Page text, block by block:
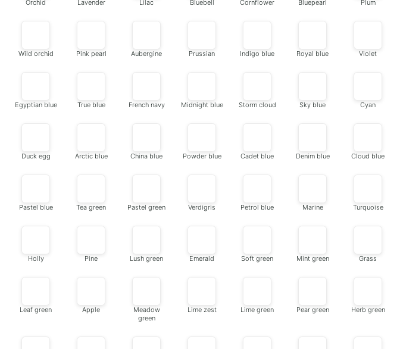
Orchid Lavender Lilac Bluebell Cornflower Bluepearl Plum
Wild orchid Pink pearl Aubergine Prussian Indigo blue Royal blue Violet
Egyptian blue True blue French navy Midnight blue Storm cloud Sky blue Cyan
Duck egg Arctic blue China blue Powder blue Cadet blue Denim blue Cloud blue
Pastel blue Tea green Pastel green Verdigris Petrol blue Marine Turquoise
Holly Pine Lush green Emerald Soft green Mint green Grass
Leaf green Apple
Meadow
green
Lime zest Lime green Pear green Herb green